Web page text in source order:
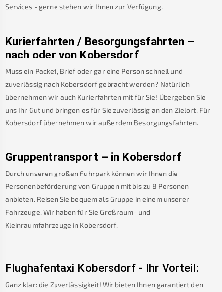
Services - gerne stehen wir Ihnen zur Verfügung.
Kurierfahrten / Besorgungsfahrten –
nach oder von Kobersdorf
Muss ein Packet, Brief oder gar eine Person schnell und
zuverlässig nach Kobersdorf gebracht werden? Natürlich
übernehmen wir auch Kurierfahrten mit für Sie! Übergeben Sie
uns Ihr Gut und bringen es für Sie zuverlässig an den Zielort. Für
Kobersdorf übernehmen wir außerdem Besorgungsfahrten.
Gruppentransport – in Kobersdorf
Durch unseren großen Fuhrpark können wir Ihnen die
Personenbeförderung von Gruppen mit bis zu 8 Personen
anbieten. Reisen Sie bequem als Gruppe in einem unserer
Fahrzeuge. Wir haben für Sie Großraum- und
Kleinraumfahrzeuge in Kobersdorf.
Flughafentaxi Kobersdorf- Ihr Vorteil:
Ganz klar: die Zuverlässigkeit! Wir bieten Ihnen garantiert den